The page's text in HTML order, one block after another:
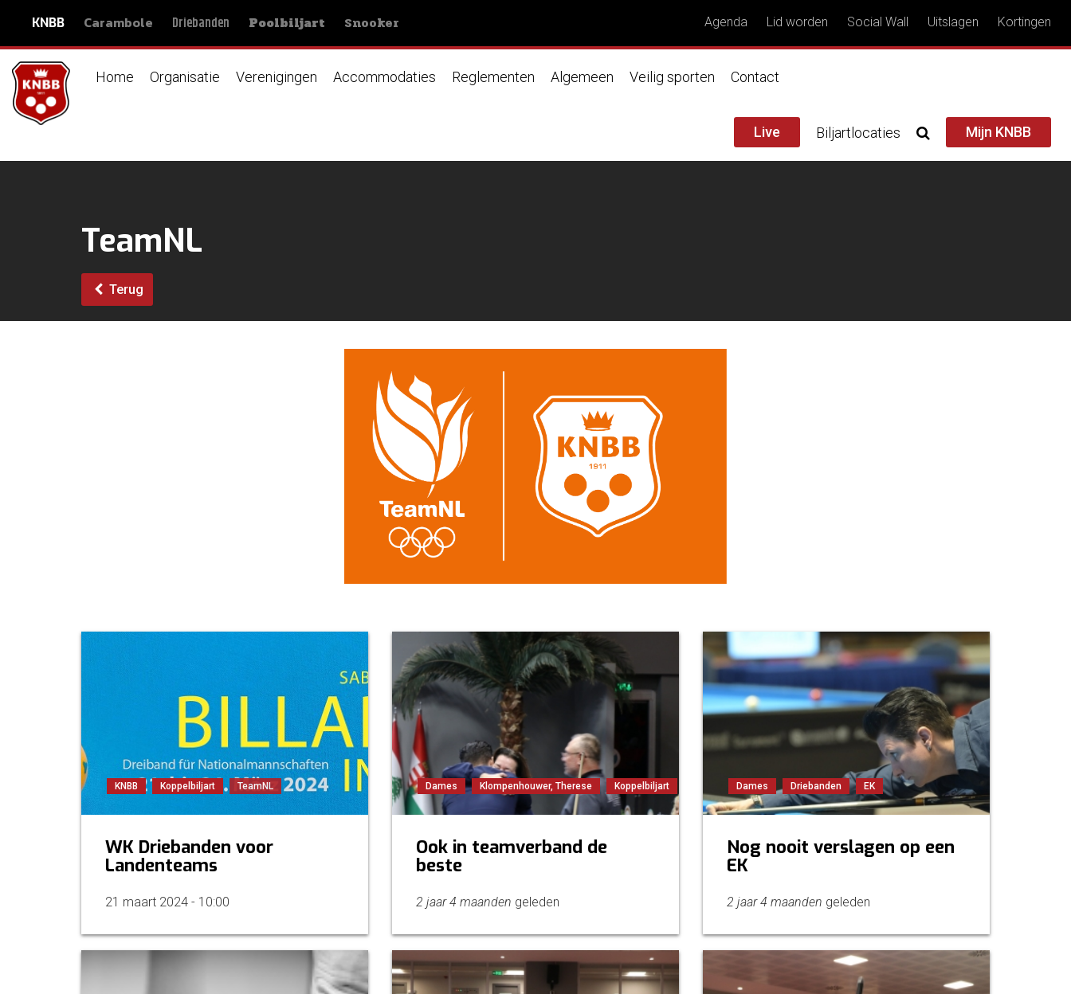
KNBB Carambole Driebanden Poolbiljart Snooker Agenda Lid worden Social Wall Uitslagen Kortingen
Home Organisatie Verenigingen Accommodaties Reglementen Algemeen Veilig sporten Contact
Live Biljartlocaties Mijn KNBB
TeamNL
Terug
KNBB Koppelbiljart TeamNL
WK Driebanden voor
Landenteams
21 maart 2024 - 10:00
Dames Klompenhouwer, Therese Koppelbiljart
Ook in teamverband de
beste
2 jaar 4 maanden geleden
Dames Driebanden EK
Nog nooit verslagen op een
EK
2 jaar 4 maanden geleden